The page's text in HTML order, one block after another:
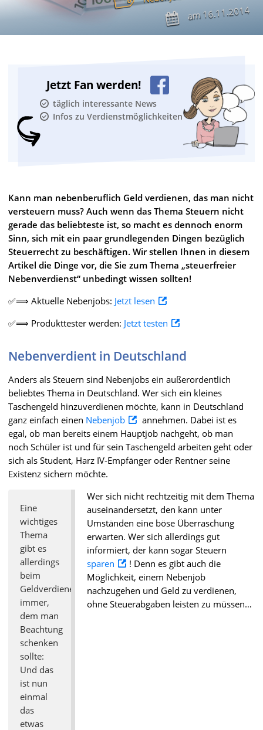
am16.11.2014
Jetzt Fan werden!
täglich interessante News
Infos zu Verdienstmöglichkeiten
Kann man nebenberuflich Geld verdienen, das man nicht
versteuern muss? Auch wenn das Thema Steuern nicht
gerade das beliebteste ist, so macht es dennoch enorm
Sinn, sich mit ein paar grundlegenden Dingen bezüglich
Steuerrecht zu beschäftigen. Wir stellen Ihnen in diesem
Artikel die Dinge vor, die Sie zum Thema „steuerfreier
Nebenverdienst“ unbedingt wissen sollten!
✅⟹ Aktuelle Nebenjobs: Jetzt lesen
✅⟹ Produkttester werden: Jetzt testen
Nebenverdient in Deutschland
Anders als Steuern sind Nebenjobs ein außerordentlich
beliebtes Thema in Deutschland. Wer sich ein kleines
Taschengeld hinzuverdienen möchte, kann in Deutschland
ganz einfach einen Nebenjob
annehmen. Dabei ist es
egal, ob man bereits einem Hauptjob nachgeht, ob man
noch Schüler ist und für sein Taschengeld arbeiten geht oder
sich als Student, Harz IV-Empfänger oder Rentner seine
Existenz sichern möchte.
Eine
wichtiges
Thema
gibt es
allerdings
beim
Geldverdienen
immer,
dem man
Beachtung
schenken
sollte:
Und das
ist nun
einmal
das
etwas
Wer sich nicht rechtzeitig mit dem Thema
auseinandersetzt, den kann unter
Umständen eine böse Überraschung
erwarten. Wer sich allerdings gut
informiert, der kann sogar Steuern
sparen
! Denn es gibt auch die
Möglichkeit, einem Nebenjob
nachzugehen und Geld zu verdienen,
ohne Steuerabgaben leisten zu müssen…